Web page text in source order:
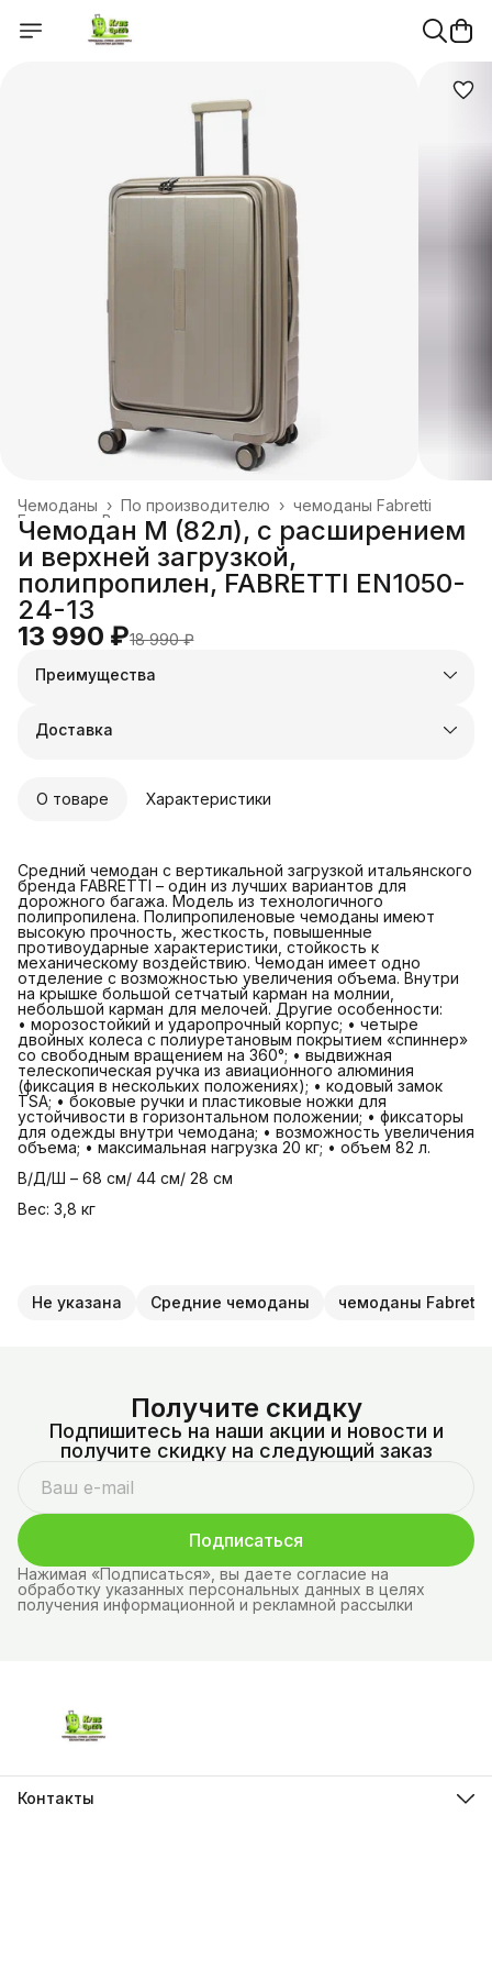
чемоданы Fabretti
По производителю ›
Чемоданы ›
Все товары ›
Главная
Чемодан M (82л), с расширением
и верхней загрузкой,
полипропилен, FABRETTI EN1050-
24-13
13 990 ₽18 990 ₽
Преимущества
Оплата частями в Сплит
Удобный возврат
Доставка
О товаре Характеристики
Средний чемодан с вертикальной загрузкой итальянского
бренда FABRETTI – один из лучших вариантов для
дорожного багажа. Модель из технологичного
полипропилена. Полипропиленовые чемоданы имеют
высокую прочность, жесткость, повышенные
противоударные характеристики, стойкость к
механическому воздействию. Чемодан имеет одно
отделение с возможностью увеличения объема. Внутри
на крышке большой сетчатый карман на молнии,
небольшой карман для мелочей. Другие особенности:
• морозостойкий и ударопрочный корпус; • четыре
двойных колеса с полиуретановым покрытием «спиннер»
со свободным вращением на 360°; • выдвижная
телескопическая ручка из авиационного алюминия
(фиксация в нескольких положениях); • кодовый замок
TSA; • боковые ручки и пластиковые ножки для
устойчивости в горизонтальном положении; • фиксаторы
для одежды внутри чемодана; • возможность увеличения
объема; • максимальная нагрузка 20 кг; • объем 82 л.
В/Д/Ш – 68 см/ 44 см/ 28 см
Вес: 3,8 кг
Не указана Средние чемоданы чемоданы Fabretti
Получите скидку
Подпишитесь на наши акции и новости и
получите скидку на следующий заказ
Подписаться
Нажимая «Подписаться», вы даете согласие на
обработку указанных персональных данных в целях
получения информационной и рекламной рассылки
Контакты